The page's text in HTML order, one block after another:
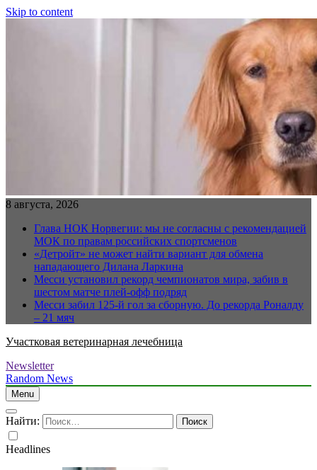
Skip to content
8 августа, 2026
Глава НОК Норвегии: мы не согласны с рекомендацией
МОК по правам российских спортсменов
«Детройт» не может найти вариант для обмена
нападающего Дилана Ларкина
Месси установил рекорд чемпионатов мира, забив в
шестом матче плей‑офф подряд
Месси забил 125-й гол за сборную. До рекорда Роналду
– 21 мяч
Участковая ветеринарная лечебница
Newsletter
Random News
Menu
Найти:
Headlines